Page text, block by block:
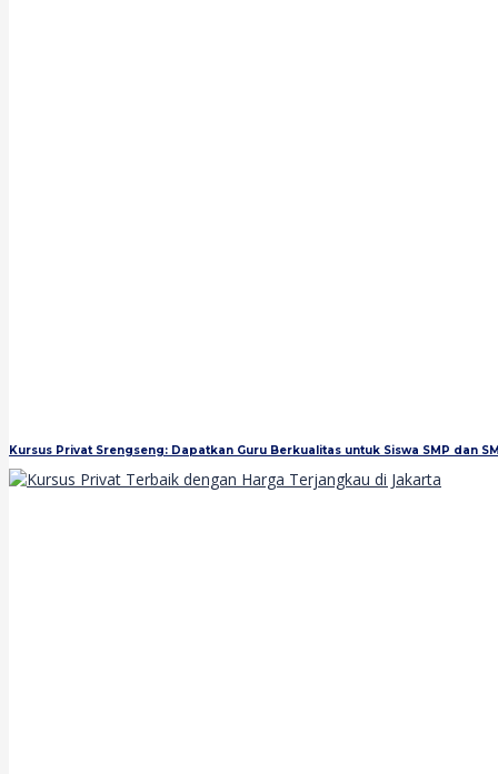
Kursus Privat Srengseng: Dapatkan Guru Berkualitas untuk Siswa SMP dan